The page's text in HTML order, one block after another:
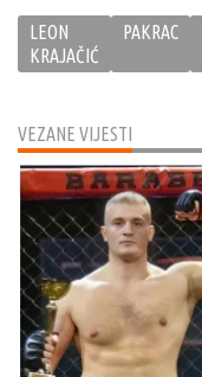
VEZANE VIJESTI
LEON
KRAJAČIĆ
PAKRAC